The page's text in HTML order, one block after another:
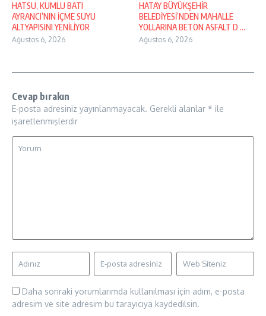
HATSU, KUMLU BATI
AYRANCI’NIN İÇME SUYU
ALTYAPISINI YENİLİYOR
Ağustos 6, 2026
HATAY BÜYÜKŞEHİR
BELEDİYESİ’NDEN MAHALLE
YOLLARINA BETON ASFALT D ...
Ağustos 6, 2026
Cevap bırakın
E-posta adresiniz yayınlanmayacak. Gerekli alanlar * ile
işaretlenmişlerdir
Daha sonraki yorumlarımda kullanılması için adım, e-posta
adresim ve site adresim bu tarayıcıya kaydedilsin.